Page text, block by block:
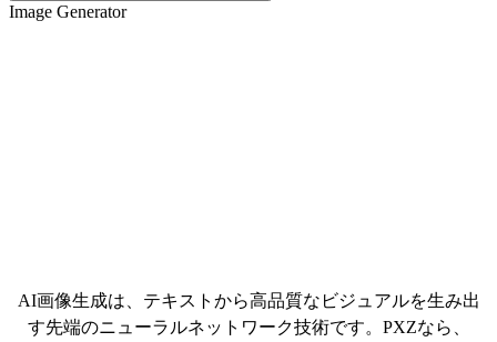
Image Generator
AI画像生成は、テキストから高品質なビジュアルを生み出
す先端のニューラルネットワーク技術です。PXZなら、